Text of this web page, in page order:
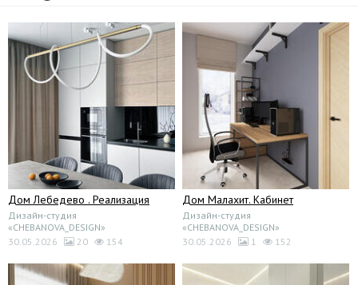
Дом Лебедево . Реализация
Дизайн-студия
«CHEBANOVA_DESIGN»
30.05.2026
20 154
Дом Малахит. Кабинет
Дизайн-студия
«CHEBANOVA_DESIGN»
30.05.2026
1 152